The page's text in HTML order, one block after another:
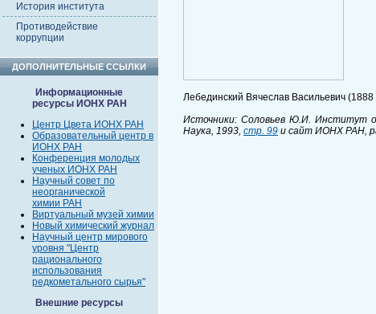
История института
Противодействие
коррупции
ДОПОЛНИТЕЛЬНЫЕ ССЫЛКИ
Информационные
ресурсы ИОНХ РАН
Центр Цвета ИОНХ РАН
Образовательный центр в
ИОНХ РАН
Конференция молодых
ученых ИОНХ РАН
Научный совет по
неорганической
химии РАН
Виртуальный музей химии
Новый химический журнал
Научный центр мирового
уровня "Центр
рационального
использования
редкометального сырья"
Внешние ресурсы
Лебединский Вячеслав Васильевич
Источники: Соловьев Ю.И. Институт
Наука, 1993, стр. 99 и сайт ИОНХ РАН,